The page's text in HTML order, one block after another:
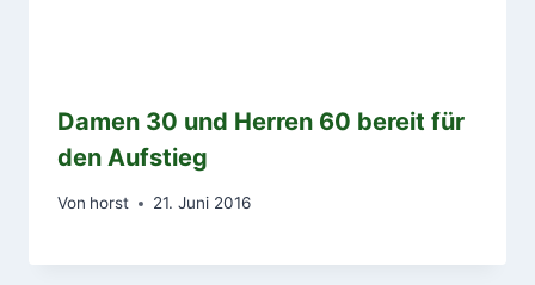
Damen 30 und Herren 60 bereit für
den Aufstieg
Von horst 21. Juni 2016